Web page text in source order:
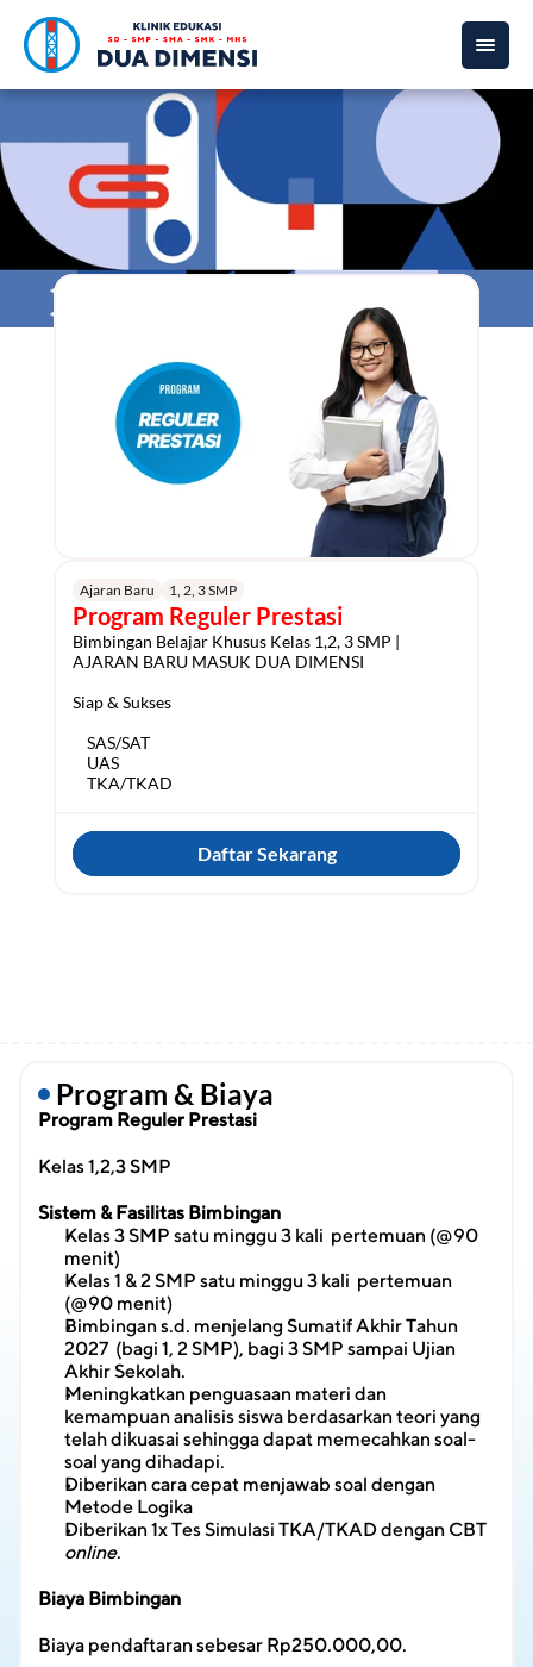
Ajaran Baru 1, 2, 3 SMP
Program Reguler Prestasi
Bimbingan Belajar Khusus Kelas 1,2, 3 SMP |
AJARAN BARU MASUK DUA DIMENSI
Siap & Sukses
Daftar Sekarang
Program & Biaya
Program Reguler Prestasi
Kelas 1,2,3 SMP
Sistem & Fasilitas Bimbingan
Kelas 3 SMP satu minggu 3 kali  pertemuan (@90
menit)
Kelas 1 & 2 SMP satu minggu 3 kali  pertemuan
(@90 menit)
Bimbingan s.d. menjelang Sumatif Akhir Tahun
2027  (bagi 1, 2 SMP), bagi 3 SMP sampai Ujian
Akhir Sekolah.
Meningkatkan penguasaan materi dan
kemampuan analisis siswa berdasarkan teori yang
telah dikuasai sehingga dapat memecahkan soal-
soal yang dihadapi.
Diberikan cara cepat menjawab soal dengan
Metode Logika
online.
Biaya Bimbingan
Biaya pendaftaran sebesar Rp250.000,00.